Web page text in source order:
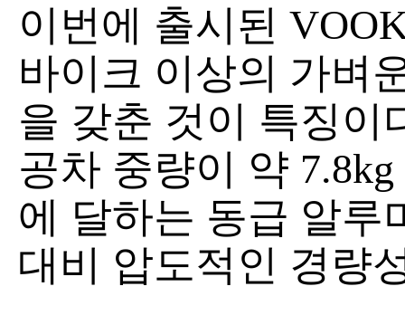
이번에 출시된
바이크 이상의 가벼
을 갖춘 것이 특징이
공차 중량이 약
에 달하는 동급 알루
대비 압도적인 경량